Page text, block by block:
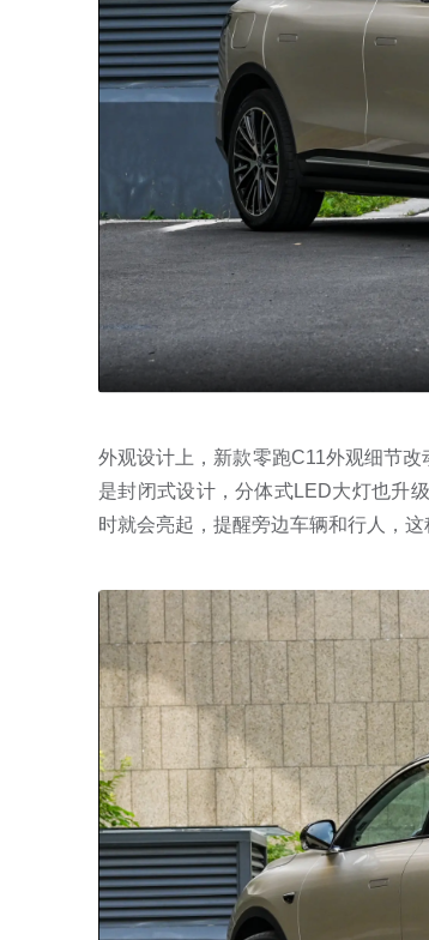
外观设计上，新款零跑C11外观细节
是封闭式设计，分体式LED大灯也升
时就会亮起，提醒旁边车辆和行人，